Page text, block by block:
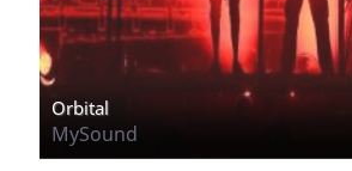
Orbital
MySound